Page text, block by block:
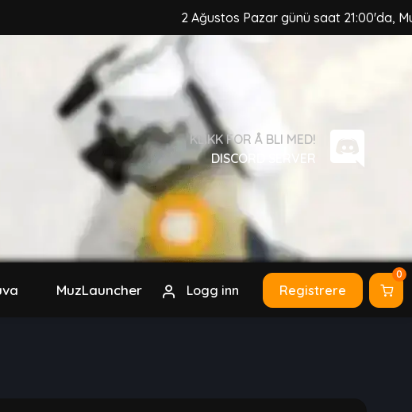
2 Ağustos Pazar günü saat 21:00'da, MuzCraft
KLIKK FOR Å BLI MED!
DISCORD SERVER
Logg inn Registrere
0
MuzLauncher